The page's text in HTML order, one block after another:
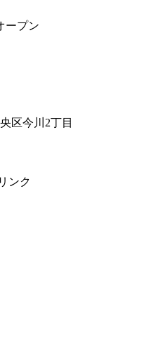
ープン
区今川2丁目
ンク